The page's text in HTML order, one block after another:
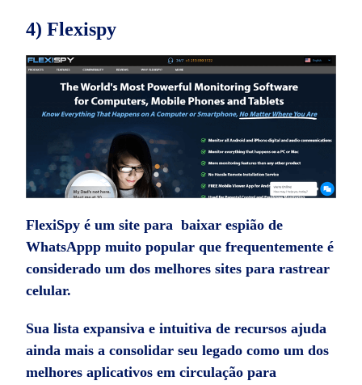
4) Flexispy
FlexiSpy é um site para baixar espião de
WhatsAppp muito popular que frequentemente é
considerado um dos melhores sites para rastrear
celular.
Sua lista expansiva e intuitiva de recursos ajuda
ainda mais a consolidar seu legado como um dos
melhores aplicativos em circulação para